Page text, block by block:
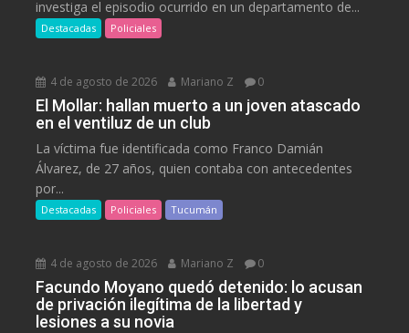
investiga el episodio ocurrido en un departamento de...
Destacadas Policiales
4 de agosto de 2026 Mariano Z 0
El Mollar: hallan muerto a un joven atascado
en el ventiluz de un club
La víctima fue identificada como Franco Damián
Álvarez, de 27 años, quien contaba con antecedentes
por...
Destacadas Policiales Tucumán
4 de agosto de 2026 Mariano Z 0
Facundo Moyano quedó detenido: lo acusan
de privación ilegítima de la libertad y
lesiones a su novia